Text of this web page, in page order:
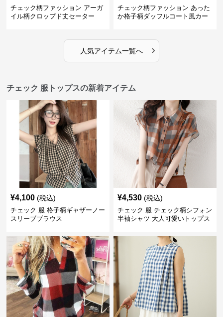
チェック柄ファッション アーガ
イル柄クロップド丈セーター
チェック柄ファッション あった
か格子柄ダッフルコート風カー
人気アイテム一覧へ ›
チェック 服トップスの新着アイテム
¥4,100 (税込)
チェック 服 格子柄ギャザーノー
スリーブブラウス
¥4,530 (税込)
チェック 服 チェック柄シフォン
半袖シャツ 大人可愛いトップス